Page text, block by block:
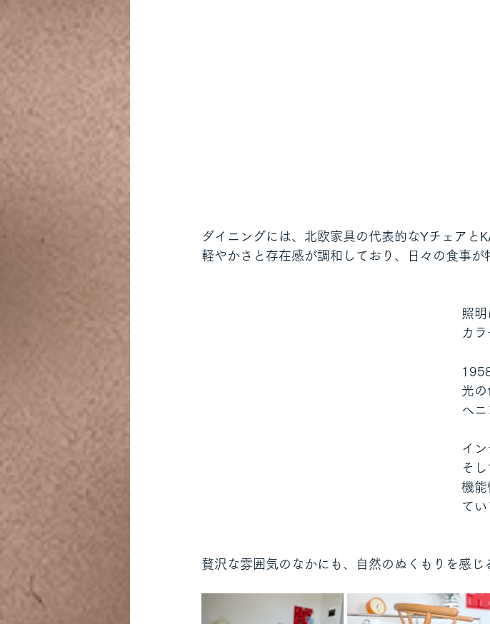
ダイニングには、北欧家具の代表的なYチェアと
軽やかさと存在感が調和しており、日々の食事が
照
カ
光の
ヘ
イン
そ
機能
てい
贅沢な雰囲気のなかにも、自然のぬくもりを感じ